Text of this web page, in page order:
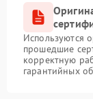
Используются
прошедшие
корректную
гарантийных